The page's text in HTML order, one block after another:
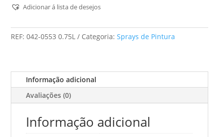
-
Martelado
(Cinza
0,75L
Adicionar á lista de desejos
REF:042-0553 0.75L Categoria:Sprays de Pintura
Informação adicional
Avaliações (0)
Informação adicional